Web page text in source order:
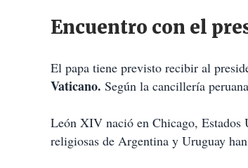
Encuentro con el
El papa tiene previsto recibir al
Vaticano. Según la cancillería
León XIV nació en Chicago, Estados
religiosas de Argentina y Uruguay